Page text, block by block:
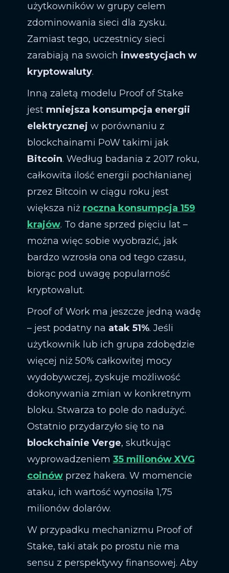
użytkowników w grupy celem
zdominowania sieci dla zysku.
Zamiast tego, uczestnicy sieci
zarabiają na swoich inwestycjach w
kryptowaluty.
Inną zaletą modelu Proof of Stake
jest mniejsza konsumpcja energii
elektrycznej w porównaniu z
blockchainami PoW takimi jak
Bitcoin. Według badania z 2017 roku,
całkowita ilość energii pochłanianej
przez Bitcoin w ciągu roku jest
większa niż roczna konsumpcja 159
krajów. To dane sprzed pięciu lat –
można więc sobie wyobrazić, jak
bardzo wzrosła ona od tego czasu,
biorąc pod uwagę popularność
kryptowalut.
Proof of Work ma jeszcze jedną wadę
– jest podatny na atak 51%. Jeśli
użytkownik lub ich grupa zdobędzie
więcej niż 50% całkowitej mocy
wydobywczej, zyskuje możliwość
dokonywania zmian w konkretnym
bloku. Stwarza to pole do nadużyć.
Ostatnio przydarzyło się to na
blockchainie Verge, skutkując
wyprowadzeniem 35 milionów XVG
coinówprzez hakera. W momencie
ataku, ich wartość wynosiła 1,75
milionów dolarów.
W przypadku mechanizmu Proof of
Stake, taki atak po prostu nie ma
sensu z perspektywy finansowej. Aby